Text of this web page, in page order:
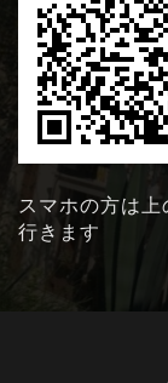
スマホの方は
行きます